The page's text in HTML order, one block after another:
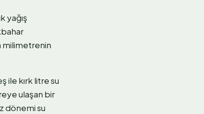
yağış
milimetrenin
ile kırk litre su
ulaşan bir
dönemi su